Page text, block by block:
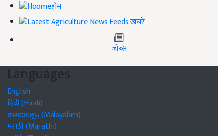
होम
ख़बरें
जॉब्स
Languages
English
हिंदी (Hindi)
മലയാളം (Malayalam)
मराठी (Marathi)